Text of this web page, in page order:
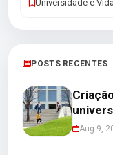
Universidade e
POSTS RECENTES
Aug 9,